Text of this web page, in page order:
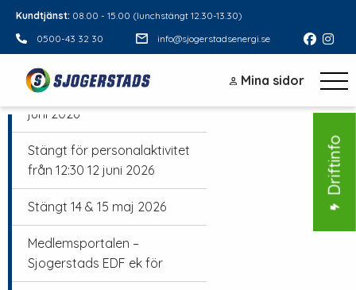
Driftinfo
Kundtjänst: 08.00 - 15.00 (lunchstängt 12.30-13.30)
0500-43 32 30
info@sjogerstadsenergi.se
Mina sidor
Sommar 2026
Stängt midsommarafton 19
juni 2026
Stängt för personalaktivitet
från 12:30 12 juni 2026
Stängt 14 & 15 maj 2026
Medlemsportalen –
Sjogerstads EDF ek för